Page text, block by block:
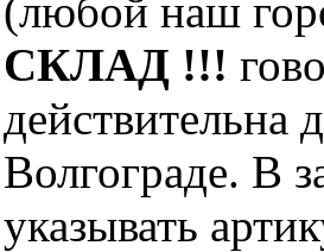
(любой наш
СКЛАД !!!
действительна
Волгограде. В
указывать